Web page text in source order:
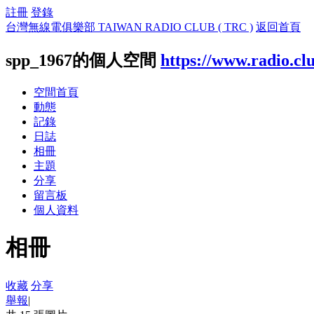
註冊 登錄
台灣無線電俱樂部 TAIWAN RADIO CLUB ( TRC ) 返回首頁
spp_1967的個人空間 https://
空間首頁
動態
記錄
日誌
相冊
主題
分享
留言板
個人資料
相冊
收藏 分享
舉報|